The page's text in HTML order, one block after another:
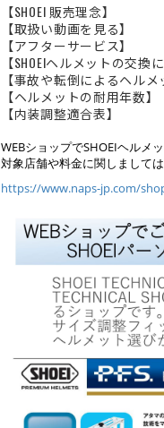
【SHOEI 販売理念】
【取扱い動画を見る】
【アフターサービス】
【SHOEIヘルメットの交換
【事故や転倒によるヘルメ
【ヘルメットの耐用年数】
【内装調整適合表】
WEBショップでSHOEIヘルメ
対象店舗や料金に関しまして
https://www.naps-jp.com/